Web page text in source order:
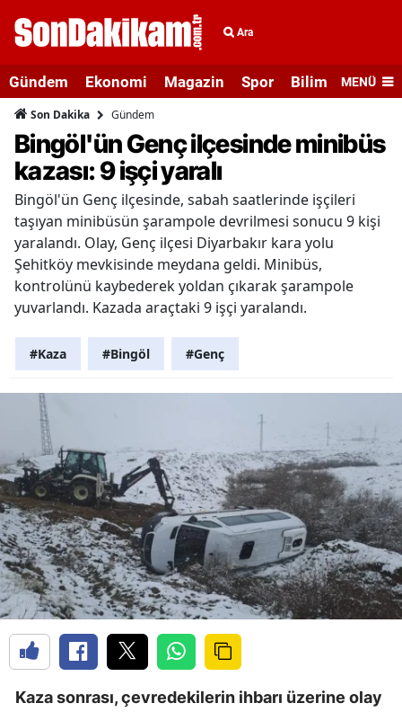
Ara
Gündem Ekonomi Magazin Spor Bilim veMENÜ
Son Dakika Gündem
Bingöl'ün Genç ilçesinde minibüs
kazası: 9 işçi yaralı
Bingöl'ün Genç ilçesinde, sabah saatlerinde işçileri
taşıyan minibüsün şarampole devrilmesi sonucu 9 kişi
yaralandı. Olay, Genç ilçesi Diyarbakır kara yolu
Şehitköy mevkisinde meydana geldi. Minibüs,
kontrolünü kaybederek yoldan çıkarak şarampole
yuvarlandı. Kazada araçtaki 9 işçi yaralandı.
#Kaza #Bingöl #Genç
Kaza sonrası, çevredekilerin ihbarı üzerine olay